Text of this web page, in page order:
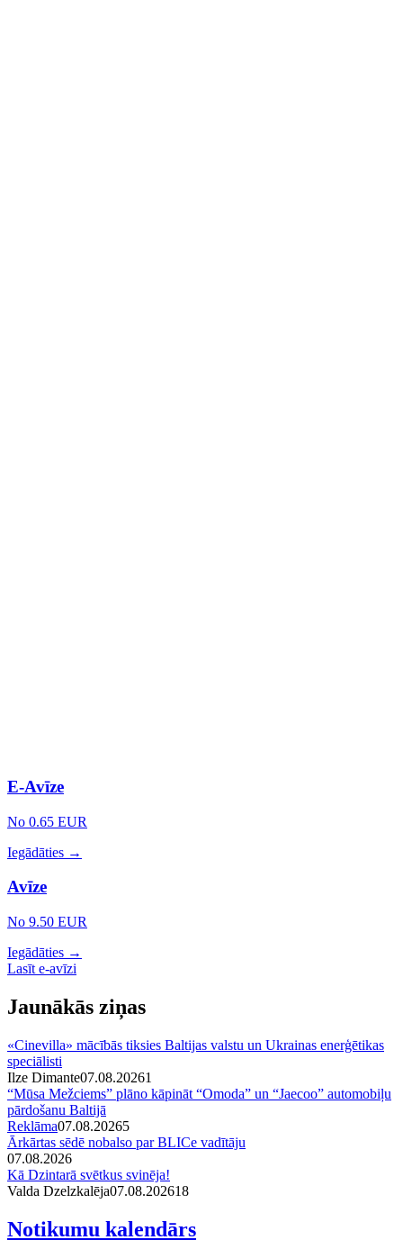
E-Avīze
No 0.65 EUR
Iegādāties →
Avīze
No 9.50 EUR
Iegādāties →
Lasīt e-avīzi
Jaunākās ziņas
«Cinevilla» mācībās tiksies Baltijas valstu un Ukrainas enerģētikas
speciālisti
Ilze Dimante07.08.20261
“Mūsa Mežciems” plāno kāpināt “Omoda” un “Jaecoo” automobiļu
pārdošanu Baltijā
Reklāma07.08.20265
Ārkārtas sēdē nobalso par BLICe vadītāju
07.08.2026
Kā Dzintarā svētkus svinēja!
Valda Dzelzkalēja07.08.202618
Notikumu kalendārs